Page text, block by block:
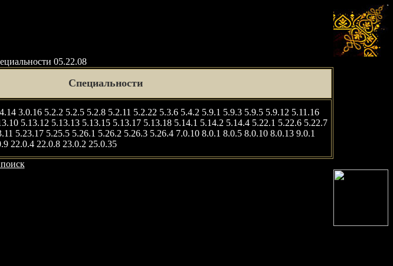
05.22.08
Специальности
3.0.16 5.2.2 5.2.5 5.2.8 5.2.11 5.2.22 5.3.6 5.4.2 5.9.1 5.9.3 5.9.5 5.9.12 5.11.16
5.13.12 5.13.13 5.13.15 5.13.17 5.13.18 5.14.1 5.14.2 5.14.4 5.22.1 5.22.6 5.22.7
5.23.17 5.25.5 5.26.1 5.26.2 5.26.3 5.26.4 7.0.10 8.0.1 8.0.5 8.0.10 8.0.13 9.0.1
22.0.4 22.0.8 23.0.2 25.0.35